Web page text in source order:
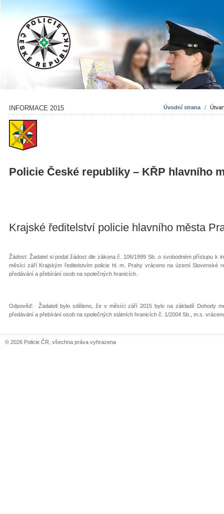
Úvodní strana /
INFORMACE 2015
Policie České republiky – KŘP hlavního
Krajské ředitelství policie hlavního města
Žádost: Žadatel si podal žádost dle zákona č. 106/1999 Sb. o svobodném přístupu k
měsíci září Krajským ředitelstvím policie hl. m. Prahy vráceno na území Slovenské
předávání a přebírání osob na společných hranicích.
Odpověď: Žadateli bylo sděleno, že v měsíci září 2015 bylo na základě Dohody
předávání a přebírání osob na společných státních hranicích č. 1/2004 Sb., m.s.
© 2026 Policie ČR, všechna práva vyhrazena